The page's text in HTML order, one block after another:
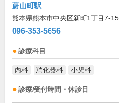
蔚山町駅
熊本県熊本市中央区新町1丁目7-15
096-353-5656
診療科目
内科 消化器科 小児科
診療/受付時間・休診日